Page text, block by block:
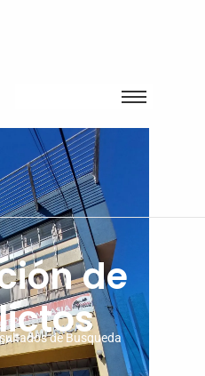
de
de Busqueda